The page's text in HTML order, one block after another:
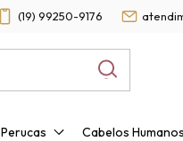
(19) 99250-9176
Perucas Cabelos Humanos